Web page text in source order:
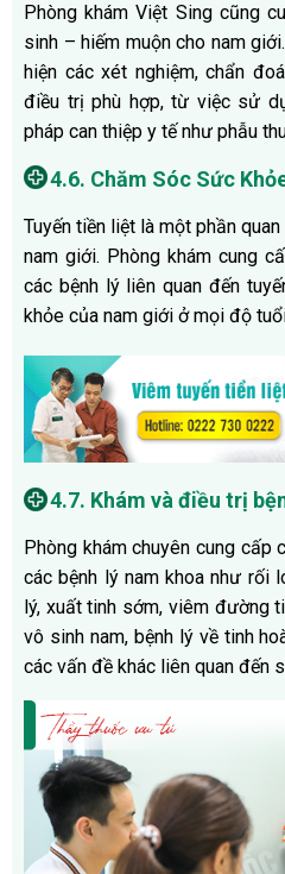
Phòng khám Việt Sing cũng
sinh – hiếm muộn cho nam
hiện các xét nghiệm, chẩn
điều trị phù hợp, từ việc sử
pháp can thiệp y tế như phẫu
4.6. Chăm Sóc Sức
Tuyến tiền liệt là một phần
nam giới. Phòng khám cung
các bệnh lý liên quan đến
khỏe của nam giới ở mọi độ
4.7. Khám và điều trị
Phòng khám chuyên cung cấp
các bệnh lý nam khoa như rối
lý, xuất tinh sớm, viêm đường
vô sinh nam, bệnh lý về tinh
các vấn đề khác liên quan đến